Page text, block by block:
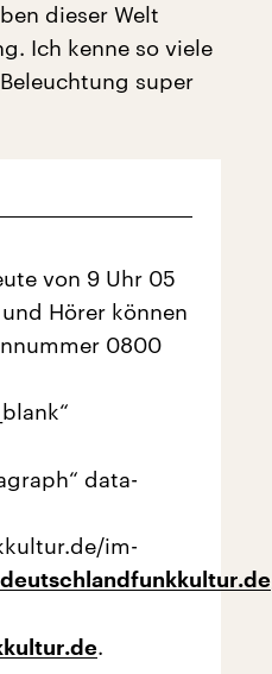
dieser Welt
Ich kenne so viele
super
von 9 Uhr 05
Hörer können
0800
data-
im-
.